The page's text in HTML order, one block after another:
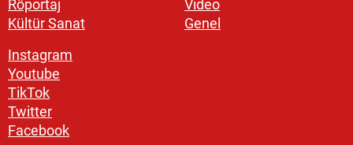
Röportaj
Kültür Sanat
Video
Genel
Instagram
Youtube
TikTok
Twitter
Facebook